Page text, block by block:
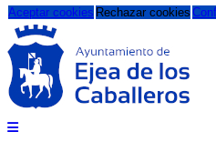
Aceptar cookies Rechazar cookies